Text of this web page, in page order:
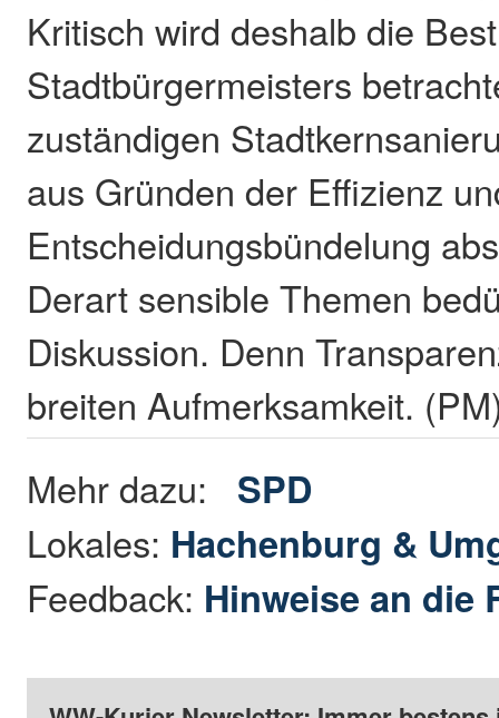
Kritisch wird deshalb die
Stadtbürgermeisters
zuständigen
aus Gründen der Effizienz
Entscheidungsbündelung
Derart sensible Themen
Diskussion. Denn
breiten Aufmerksamkeit.
Mehr dazu: SPD
Lokales: Hachenburg &
Feedback: Hinweise an die